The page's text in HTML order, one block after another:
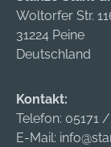
Woltorfer Str.
31224 Peine
Deutschland
Kontakt:
Telefon: 05171
E-Mail: